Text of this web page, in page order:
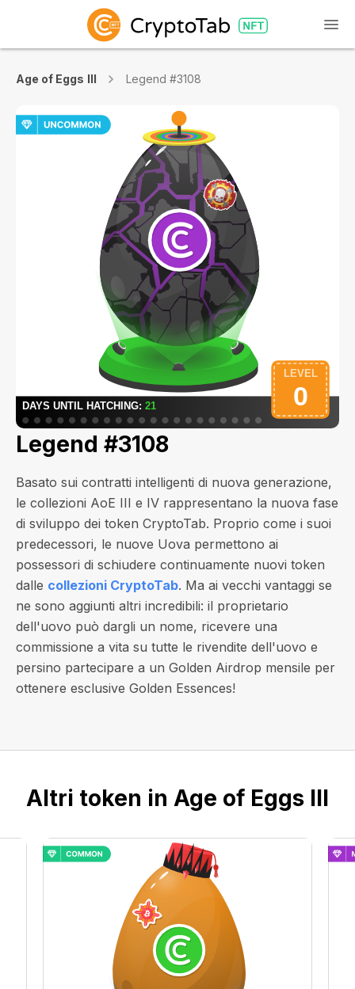
Age of Eggs III Legend #3108
Legend #3108
Basato sui contratti intelligenti di nuova generazione,
le collezioni AoE III e IV rappresentano la nuova fase
di sviluppo dei token CryptoTab. Proprio come i suoi
predecessori, le nuove Uova permettono ai
possessori di schiudere continuamente nuovi token
dalle collezioni CryptoTab. Ma ai vecchi vantaggi se
ne sono aggiunti altri incredibili: il proprietario
dell'uovo può dargli un nome, ricevere una
commissione a vita su tutte le rivendite dell'uovo e
persino partecipare a un Golden Airdrop mensile per
ottenere esclusive Golden Essences!
Altri token in Age of Eggs III